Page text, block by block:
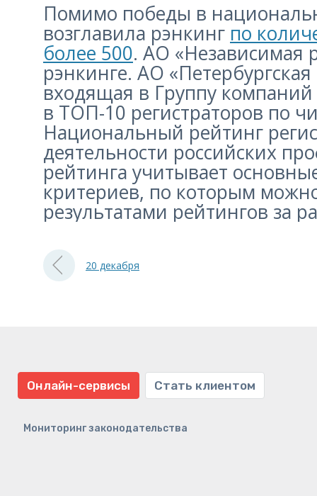
Помимо победы в
возглавила рэнкинг по
более 500. АО «Независимая
рэнкинге. АО
входящая в Группу
в ТОП-10 регистраторов по
Национальный рейтинг
деятельности российских
рейтинга учитывает
критериев, по которым
результатами рейтингов за
20 декабря
Онлайн-сервисы Стать клиентом
Мониторинг законодательства